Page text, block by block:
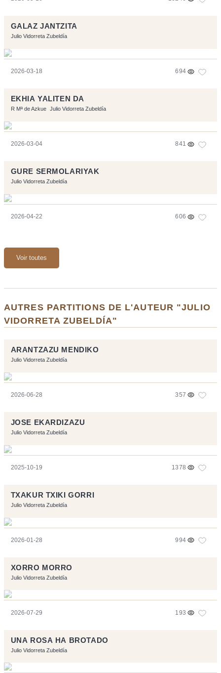
GALAZ JANTZITA
Julio Vidorreta Zubeldía
2026-03-18 694
EKHIA YALITEN DA
R Mª de Azkue Julio Vidorreta Zubeldía
2026-03-04 841
GURE SERMOLARIYAK
Julio Vidorreta Zubeldía
2026-04-22 606
Voir toutes
AUTRES PARTITIONS DE L'AUTEUR "JULIO
VIDORRETA ZUBELDÍA"
ARANTZAZU MENDIKO
Julio Vidorreta Zubeldía
2026-06-28 357
JOSE EKARDIZAZU
Julio Vidorreta Zubeldía
2025-10-19 1378
TXAKUR TXIKI GORRI
Julio Vidorreta Zubeldía
2026-01-28 994
XORRO MORRO
Julio Vidorreta Zubeldía
2026-07-29 193
UNA ROSA HA BROTADO
Julio Vidorreta Zubeldía